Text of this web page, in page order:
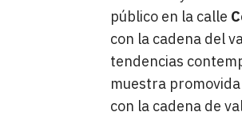
público en la calle
con la cadena del
tendencias
muestra
con la cadena de